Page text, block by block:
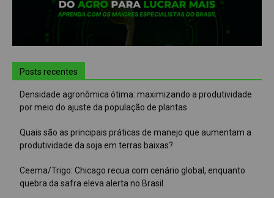
Posts recentes
Densidade agronômica ótima: maximizando a produtividade
por meio do ajuste da população de plantas
Quais são as principais práticas de manejo que aumentam a
produtividade da soja em terras baixas?
Ceema/Trigo: Chicago recua com cenário global, enquanto
quebra da safra eleva alerta no Brasil